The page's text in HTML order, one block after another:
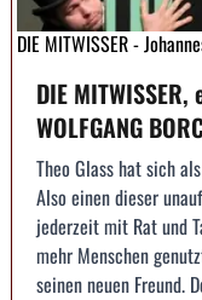
DIE MITWISSER -
DIE
WOLFGANG
Theo Glass hat sich
Also einen dieser
jederzeit mit Rat und
mehr Menschen
seinen neuen Freund.